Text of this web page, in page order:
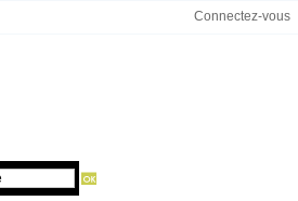
Connectez-vous